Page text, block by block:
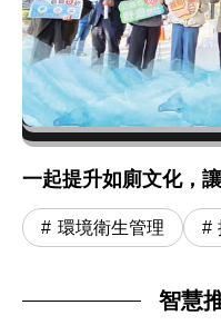
一起提升如廁文化，
環境衛生管理
智慧